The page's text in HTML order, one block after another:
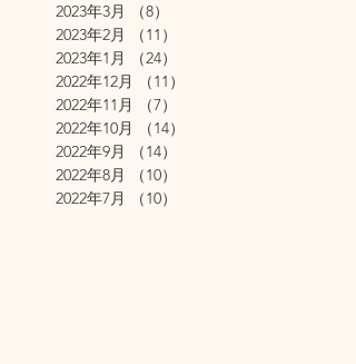
2023年3月
（8）
2023年2月
（11）
2023年1月
（24）
2022年12月
（11）
2022年11月
（7）
2022年10月
（14）
2022年9月
（14）
2022年8月
（10）
2022年7月
（10）